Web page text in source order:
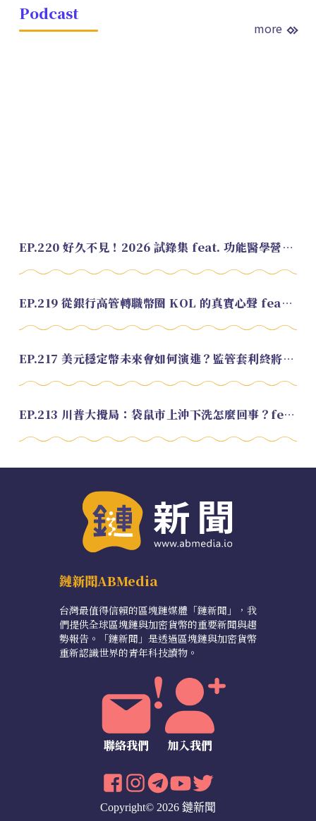
Podcast
more
EP.220 好久不見！2026 試錄集 feat. 功能醫學營養師 美寶
EP.219 從銀行高管轉職幣圈 KOL 的真實心聲 feat.龜大
EP.217 美元穩定幣未來會如何演進？監管套利終將收斂？feat. 研究員 余哲安
EP.213 川普大攪局：袋鼠市上沖下洗怎麼回事？feat. Alvin
鏈新聞ABMedia
台灣最值得信賴的區塊鏈媒體「鏈新聞」，我
們提供全球區塊鏈與加密貨幣的重要新聞與趨
勢報告。「鏈新聞」是透過區塊鏈與加密貨幣
重新認識世界的青年科技讀物。
聯絡我們 加入我們
Copyright© 2026 鏈新聞